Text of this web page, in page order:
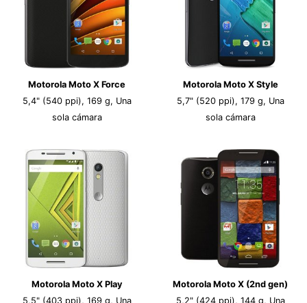
Motorola Moto X Force
5,4" (540 ppi), 169 g, Una
sola cámara
Motorola Moto X Style
5,7" (520 ppi), 179 g, Una
sola cámara
Motorola Moto X Play
5,5" (403 ppi), 169 g, Una
Motorola Moto X (2nd gen)
5,2" (424 ppi), 144 g, Una